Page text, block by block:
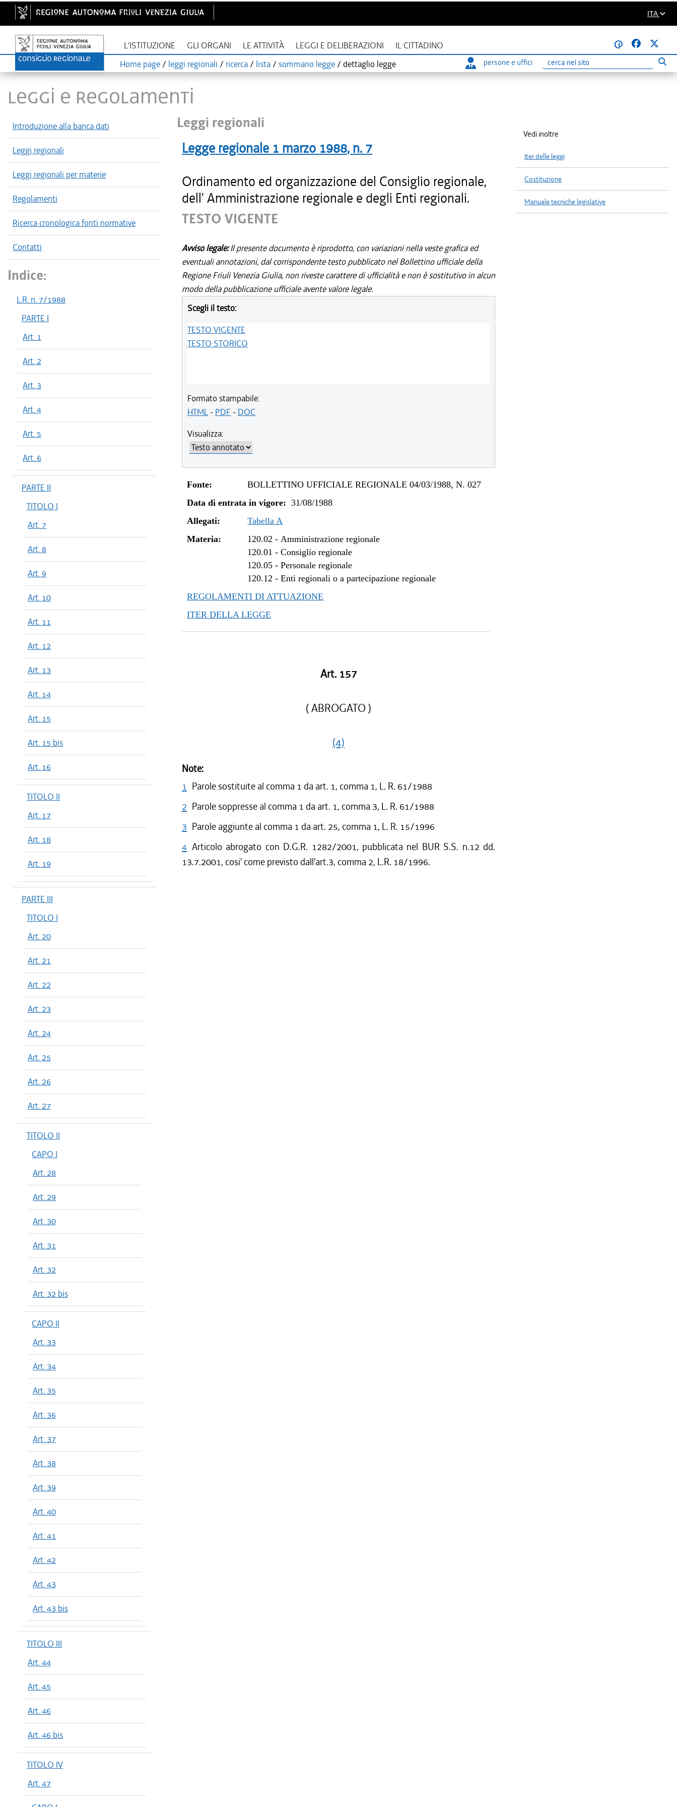
ITA
L'ISTITUZIONE GLI ORGANI LE ATTIVITÀ LEGGI E DELIBERAZIONI IL CITTADINO
@
Home page / leggi regionali / ricerca / lista / sommario legge / dettaglio legge persone e uffici
Ricerca
LEGGI E REGOLAMENTI
Introduzione alla banca dati
Leggi regionali
Leggi regionali per materie
Regolamenti
Ricerca cronologica fonti normative
Contatti
Indice:
L.R. n. 7/1988
PARTE I
Art. 1
Art. 2
Art. 3
Art. 4
Art. 5
Art. 6
PARTE II
TITOLO I
Art. 7
Art. 8
Art. 9
Art. 10
Art. 11
Art. 12
Art. 13
Art. 14
Art. 15
Art. 15 bis
Art. 16
TITOLO II
Art. 17
Art. 18
Art. 19
PARTE III
TITOLO I
Art. 20
Art. 21
Art. 22
Art. 23
Art. 24
Art. 25
Art. 26
Art. 27
TITOLO II
CAPO I
Art. 28
Art. 29
Art. 30
Art. 31
Art. 32
Art. 32 bis
CAPO II
Art. 33
Art. 34
Art. 35
Art. 36
Art. 37
Art. 38
Art. 39
Art. 40
Art. 41
Art. 42
Art. 43
Art. 43 bis
TITOLO III
Art. 44
Art. 45
Art. 46
Art. 46 bis
TITOLO IV
Art. 47
Leggi regionali
Legge regionale 1 marzo 1988, n. 7
Ordinamento ed organizzazione del Consiglio regionale,
dell' Amministrazione regionale e degli Enti regionali.
TESTO VIGENTE
Avviso legale:Il presente documento è riprodotto, con variazioni nella veste grafica ed
eventuali annotazioni, dal corrispondente testo pubblicato nel Bollettino ufficiale della
Regione Friuli Venezia Giulia, non riveste carattere di ufficialità e non è sostitutivo in alcun
modo della pubblicazione ufficiale avente valore legale.
Scegli il testo:
TESTO VIGENTE
TESTO STORICO
Formato stampabile:
HTML- PDF - DOC
Visualizza:
Fonte:
BOLLETTINO UFFICIALE REGIONALE 04/03/1988, N. 027
Data di entrata in vigore: 31/08/1988
Allegati:
Tabella A
Materia:
120.02 -Amministrazione regionale
120.01 -Consiglio regionale
120.05 -Personale regionale
120.12 -Enti regionali o a partecipazione regionale
REGOLAMENTI DI ATTUAZIONE
ITER DELLA LEGGE
Art. 157
( ABROGATO )
(4)
Note:
1 Parole sostituite al comma 1 da art. 1, comma 1, L. R. 61/1988
2 Parole soppresse al comma 1 da art. 1, comma 3, L. R. 61/1988
3 Parole aggiunte al comma 1 da art. 25, comma 1, L. R. 15/1996
4 Articolo abrogato con D.G.R. 1282/2001, pubblicata nel BUR S.S. n.12 dd.
13.7.2001, cosi' come previsto dall'art.3, comma 2, L.R. 18/1996.
Vedi inoltre
Iter delle leggi
Costituzione
Manuale tecniche legislative